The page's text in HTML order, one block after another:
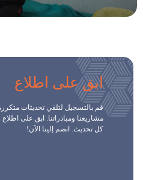
ابق على اطلاع
قم بالتسجيل لتلقي تحديثات
مشاريعنا ومبادراتنا. ابق على
كل تحديث. انضم إلينا الآن!